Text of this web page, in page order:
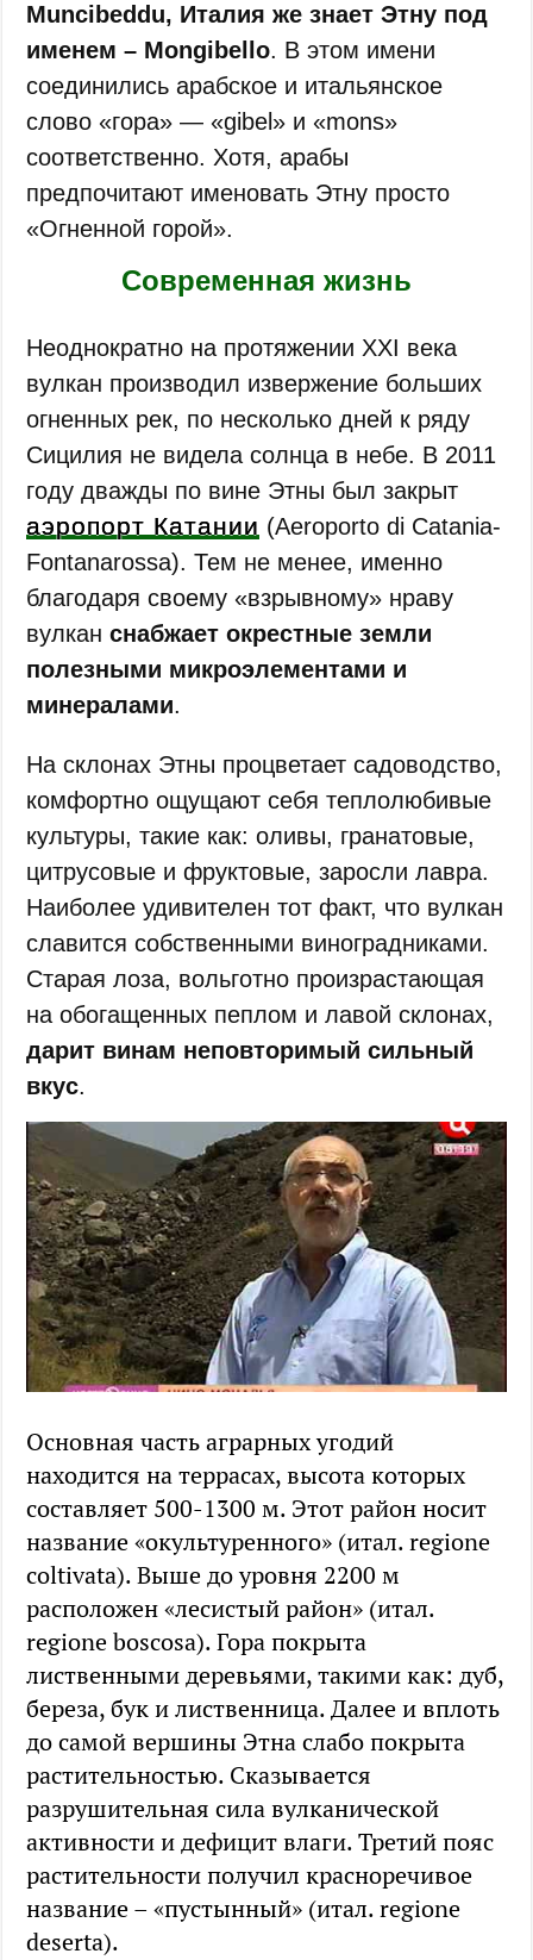
Muncibeddu, Италия же знает Этну под
именем – Mongibello. В этом имени
соединились арабское и итальянское
слово «гора» — «gibel» и «mons»
соответственно. Хотя, арабы
предпочитают именовать Этну просто
«Огненной горой».
Современная жизнь
Неоднократно на протяжении XXI века
вулкан производил извержение больших
огненных рек, по несколько дней к ряду
Сицилия не видела солнца в небе. В 2011
году дважды по вине Этны был закрыт
аэропорт Катании (Aeroporto di Catania-
Fontanarossa). Тем не менее, именно
благодаря своему «взрывному» нраву
вулканснабжает окрестные земли
полезными микроэлементами и
минералами.
На склонах Этны процветает садоводство,
комфортно ощущают себя теплолюбивые
культуры, такие как: оливы, гранатовые,
цитрусовые и фруктовые, заросли лавра.
Наиболее удивителен тот факт, что вулкан
славится собственными виноградниками.
Старая лоза, вольготно произрастающая
на обогащенных пеплом и лавой склонах,
дарит винам неповторимый сильный
вкус.
Основная часть аграрных угодий
находится на террасах, высота которых
составляет 500-1300 м. Этот район носит
название «окультуренного» (итал. regione
coltivata). Выше до уровня 2200 м
расположен «лесистый район» (итал.
regione boscosa). Гора покрыта
лиственными деревьями, такими как: дуб,
береза, бук и лиственница. Далее и вплоть
до самой вершины Этна слабо покрыта
растительностью. Сказывается
разрушительная сила вулканической
активности и дефицит влаги. Третий пояс
растительности получил красноречивое
название – «пустынный» (итал. regione
deserta).